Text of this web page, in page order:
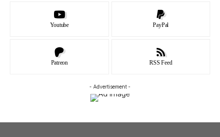
Youtube PayPal
Patreon RSS Feed
- Advertisement -